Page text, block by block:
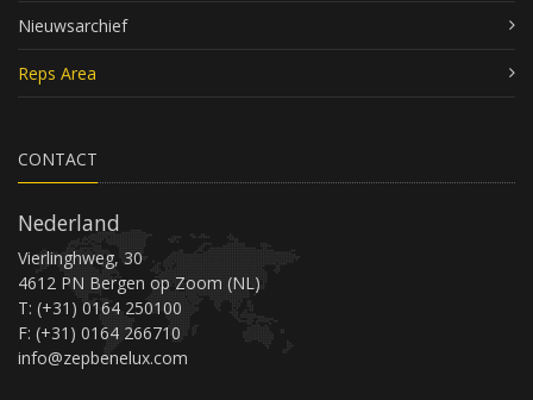
Nieuwsarchief
Reps Area
CONTACT
Nederland
Vierlinghweg, 30
4612 PN Bergen op Zoom (NL)
T: (+31) 0164 250100
F: (+31) 0164 266710
info@zepbenelux.com